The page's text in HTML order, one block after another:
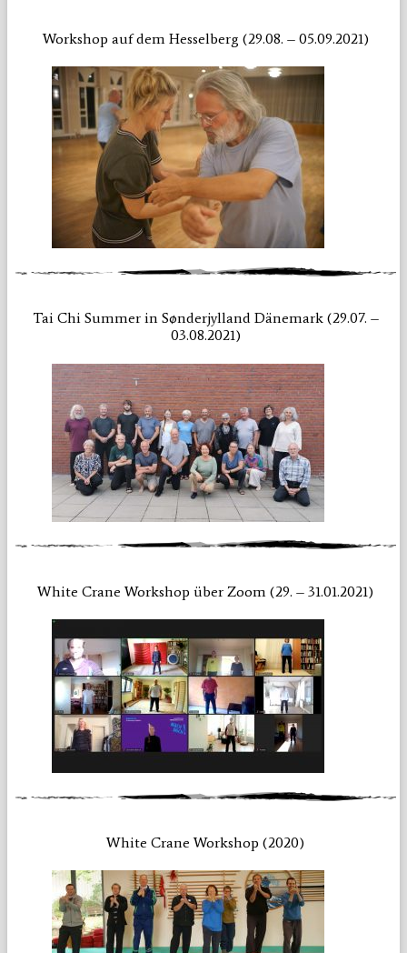
Workshop auf dem Hesselberg (29.08. – 05.09.2021)
Tai Chi Summer in Sønderjylland Dänemark (29.07. –
03.08.2021)
White Crane Workshop über Zoom (29. – 31.01.2021)
White Crane Workshop (2020)